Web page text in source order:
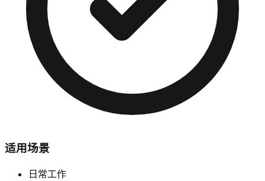
适用场景
日常工作